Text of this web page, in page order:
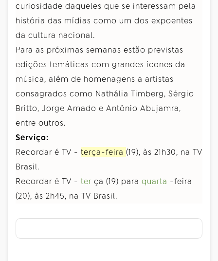
curiosidade daqueles que se interessam pela
história das mídias como um dos expoentes
da cultura nacional.
Para as próximas semanas estão previstas
edições temáticas com grandes ícones da
música, além de homenagens a artistas
consagrados como Nathália Timberg, Sérgio
Britto, Jorge Amado e Antônio Abujamra,
entre outros.
Serviço:
Recordar é TV - terça-feira (19), às 21h30, na TV
Brasil.
Recordar é TV - ter ça (19) para quarta -feira
(20), às 2h45, na TV Brasil.